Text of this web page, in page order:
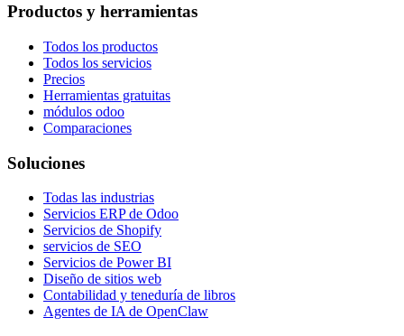
Productos y herramientas
Todos los productos
Todos los servicios
Precios
Herramientas gratuitas
módulos odoo
Comparaciones
Soluciones
Todas las industrias
Servicios ERP de Odoo
Servicios de Shopify
servicios de SEO
Servicios de Power BI
Diseño de sitios web
Contabilidad y teneduría de libros
Agentes de IA de OpenClaw